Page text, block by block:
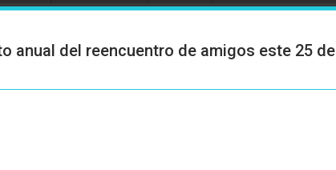
anual del reencuentro de amigos este 25 de